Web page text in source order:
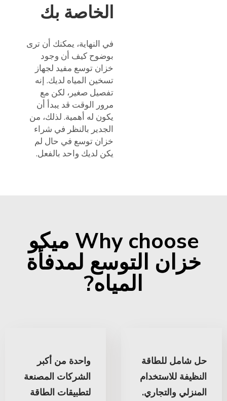
الخاصة بك
في النهاية، يمكنك أن ترى
بوضوح كيف أن وجود
خزان توسع مفيد لجهاز
تسخين المياه لديك. إنه
تفصيل صغير، لكن مع
مرور الوقت قد يبدأ أن
يكون له أهمية. لذلك، من
الجدير بالنظر في شراء
خزان توسع في حال لم
يكن لديك واحد بالفعل.
Why choose ميكو
خزان التوسع لمدفأة
المياه?
حل شامل للطاقة
النظيفة للاستخدام
المنزلي والتجاري.
واحدة من أكبر
الشركات المصنعة
لتطبيقات الطاقة